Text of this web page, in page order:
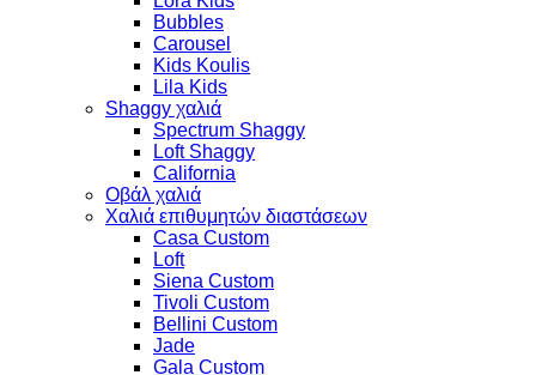
Bubbles
Carousel
Kids Koulis
Lila Kids
Shaggy χαλιά
Spectrum Shaggy
Loft Shaggy
California
Οβάλ χαλιά
Χαλιά επιθυμητών διαστάσεων
Casa Custom
Loft
Siena Custom
Tivoli Custom
Bellini Custom
Jade
Gala Custom